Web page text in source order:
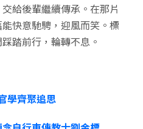
給後輩繼續傳承。在那片
快意馳騁，迎風而笑。標
踏前行，輪轉不息。
學齊聚追思